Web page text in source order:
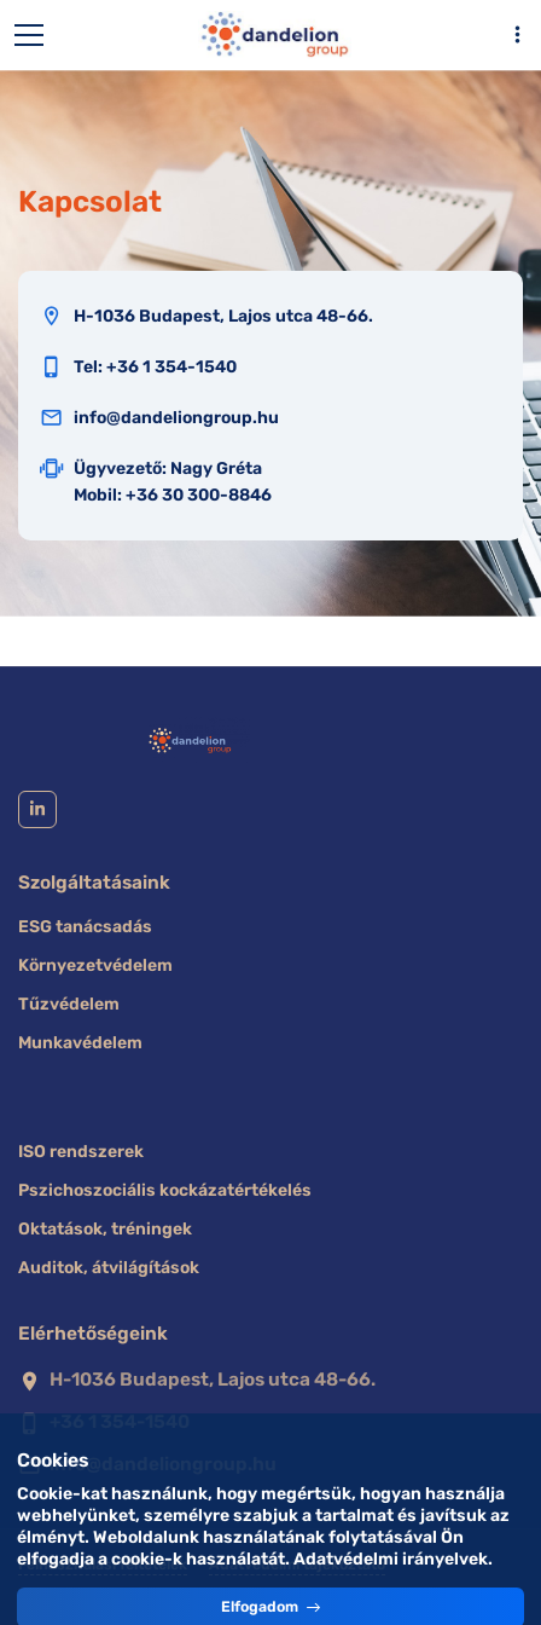
more_vert
Kapcsolat
location_on H-1036 Budapest, Lajos utca 48-66.
phone_iphone Tel: +36 1 354-1540
email info@dandeliongroup.hu
edgesensor_high
Ügyvezető: Nagy Gréta
Mobil: +36 30 300-8846
Szolgáltatásaink
ESG tanácsadás
Környezetvédelem
Tűzvédelem
Munkavédelem
ISO rendszerek
Pszichoszociális kockázatértékelés
Oktatások, tréningek
Auditok, átvilágítások
Elérhetőségeink
location_on H-1036 Budapest, Lajos utca 48-66.
mail_outline info@dandeliongroup.hu
Felhasználási feltételek Adatvédelmi tájékoztató
© 2023 DANDELION Kft. All rights reserved.
Cookies
Cookie-kat használunk, hogy megértsük, hogyan használja
webhelyünket, személyre szabjuk a tartalmat és javítsuk az
élményt. Weboldalunk használatának folytatásával Ön
elfogadja a cookie-k használatát. Adatvédelmi irányelvek.
Elfogadom